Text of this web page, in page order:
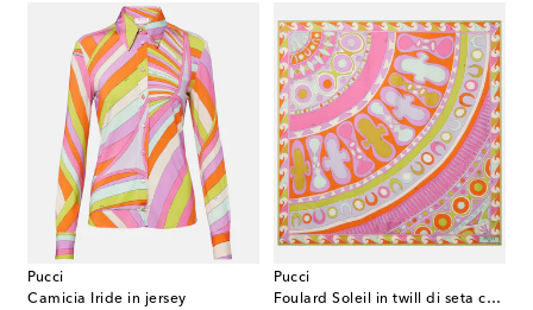
Pucci
Camicia Iride in jersey
Pucci
Foulard Soleil in twill di seta con stampa